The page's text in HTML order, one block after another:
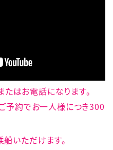
たはお電話になります。
約でお一人様につき300
いただけます。